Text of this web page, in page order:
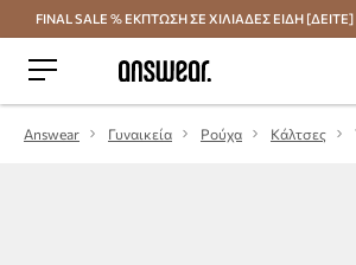
Εξοικονομήστε με το Answear Club
FINAL SALE % ΕΚΠΤΩΣΗ ΣΕ ΧΙΛΙΑΔΕΣ ΕΙΔΗ [ΔΕΙΤΕ]
Answear Γυναικεία Ρούχα Κάλτσες